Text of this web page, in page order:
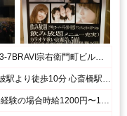
大阪府大阪市中央区宗右衛門町3-7BRAVI宗右衛門町ビル２階
各線、日本橋駅より徒歩5分 難波駅より徒歩10分 心斎橋駅より徒歩10分 / 宗右衛門町通り BRAVI宗右衛門町ビル２階
〇男子スタッフ月給30万円、未経験の場合時給1200円〜1ヶ月毎にスピード昇給あります。 〇男子アルバイト 時給1,200円～ 経験者の場合 正社員として月給 総支給額30万円プラス売上手当